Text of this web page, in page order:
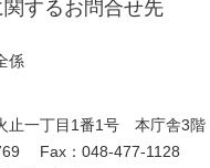
するお問合せ先
係
止一丁目1番1号 本庁舎3階
Fax：048-477-1128